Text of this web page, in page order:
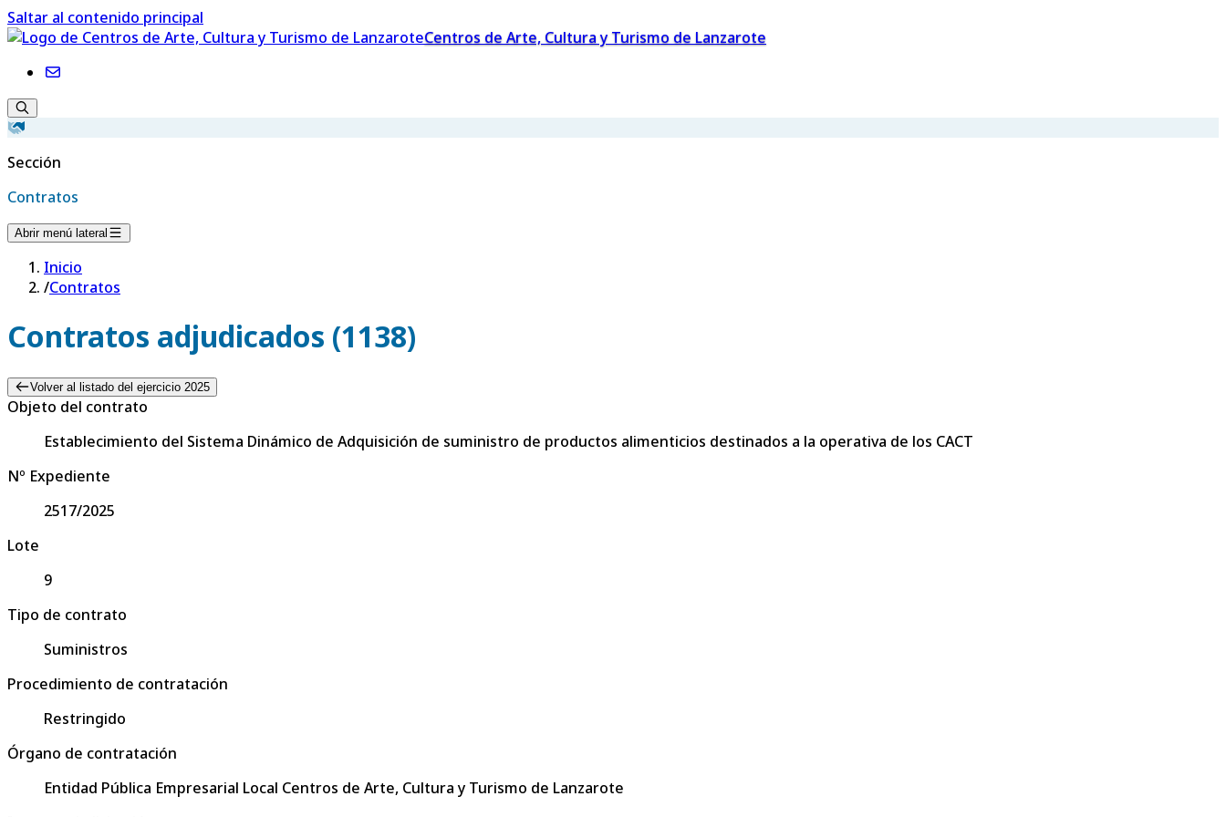
Saltar al contenido principal
Centros de Arte, Cultura y Turismo de Lanzarote
Sección
Contratos
Abrir menú lateral
Inicio
/Contratos
Contratos adjudicados (1138)
Volver al listado del ejercicio 2025
Objeto del contrato
Establecimiento del Sistema Dinámico de Adquisición de suministro de productos alimenticios destinados a la operativa de los CACT
Nº Expediente
2517/2025
Lote
9
Tipo de contrato
Suministros
Procedimiento de contratación
Restringido
Órgano de contratación
Entidad Pública Empresarial Local Centros de Arte, Cultura y Turismo de Lanzarote